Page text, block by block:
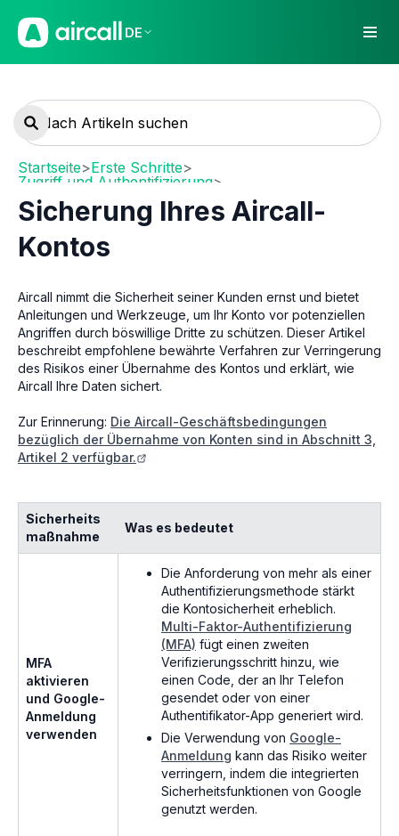
DE
Startseite>Erste Schritte>
Zugriff und Authentifizierung>
Nutzeranmeldung und Aircall-E-Mails
Sicherung Ihres Aircall-
Kontos
Aircall nimmt die Sicherheit seiner Kunden ernst und bietet
Anleitungen und Werkzeuge, um Ihr Konto vor potenziellen
Angriffen durch böswillige Dritte zu schützen. Dieser Artikel
beschreibt empfohlene bewährte Verfahren zur Verringerung
des Risikos einer Übernahme des Kontos und erklärt, wie
Aircall Ihre Daten sichert.
Zur Erinnerung: Die Aircall-Geschäftsbedingungen
bezüglich der Übernahme von Konten sind in Abschnitt 3,
Artikel 2 verfügbar.
Sicherheits
maßnahme
Was es bedeutet
MFA
aktivieren
und Google-
Anmeldung
verwenden
Die Anforderung von mehr als einer
Authentifizierungsmethode stärkt
die Kontosicherheit erheblich.
Multi-Faktor-Authentifizierung
(MFA) fügt einen zweiten
Verifizierungsschritt hinzu, wie
einen Code, der an Ihr Telefon
gesendet oder von einer
Authentifikator-App generiert wird.
Die Verwendung von Google-
Anmeldung kann das Risiko weiter
verringern, indem die integrierten
Sicherheitsfunktionen von Google
genutzt werden.